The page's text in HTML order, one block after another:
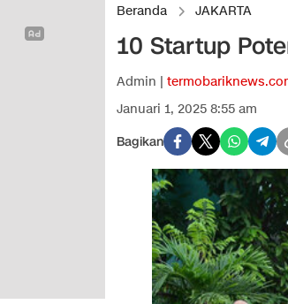
Beranda JAKARTA
10 Startup
Admin |
Januari 1, 2025 8:55 am
Bagikan